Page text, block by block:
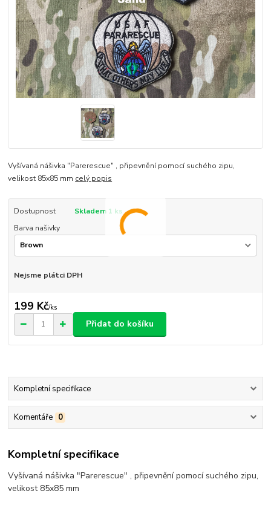
Vyšívaná nášivka "Parerescue" , připevnění pomocí suchého zipu,
velikost 85x85 mm celý popis
Dostupnost
Skladem 1 ks
Barva našivky
Nejsme plátci DPH
199 Kč/ks
Přidat do košíku
Kompletní specifikace
Komentáře 0
Kompletní specifikace
Vyšívaná nášivka "Parerescue" , připevnění pomocí suchého zipu,
velikost 85x85 mm